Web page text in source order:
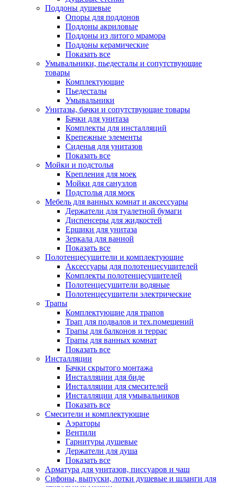
Поддоны душевые
Опоры для поддонов
Поддоны акриловые
Поддоны из литого мрамора
Поддоны керамические
Показать все
Умывальники, пьедесталы и сопутствующие
товары
Комплектующие
Пьедесталы
Умывальники
Унитазы, бачки и сопутствующие товары
Бачки для унитаза
Комплекты для инсталляций
Крепежные элементы
Сиденья для унитазов
Показать все
Мойки и подстолья
Крепления для моек
Мойки для санузлов
Подстолья для моек
Мебель для ванных комнат и аксессуары
Держатели для туалетной бумаги
Диспенсеры для жидкостей
Ершики для унитаза
Зеркала для ванной
Показать все
Полотенцесушители и комплектующие
Аксессуары для полотенцесушителей
Комплекты полотенцесушителей
Полотенцесушители водяные
Полотенцесушители электрические
Трапы
Комплектующие для трапов
Трап для подвалов и тех.помещений
Трапы для балконов и террас
Трапы для ванных комнат
Показать все
Инсталляции
Бачки скрытого монтажа
Инсталляции для биде
Инсталляции для смесителей
Инсталляции для умывальников
Показать все
Смесители и комплектующие
Аэраторы
Вентили
Гарнитуры душевые
Держатели для душа
Показать все
Арматура для унитазов, писсуаров и чаш
Сифоны, выпуски, лотки душевые и шланги для